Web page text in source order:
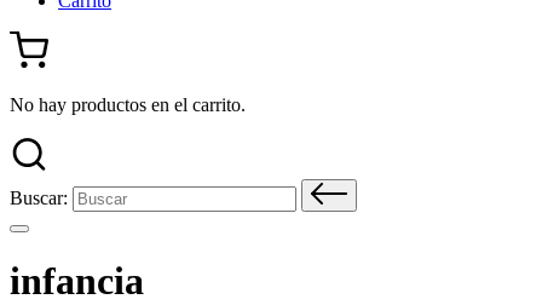
No hay productos en el carrito.
Buscar:
infancia